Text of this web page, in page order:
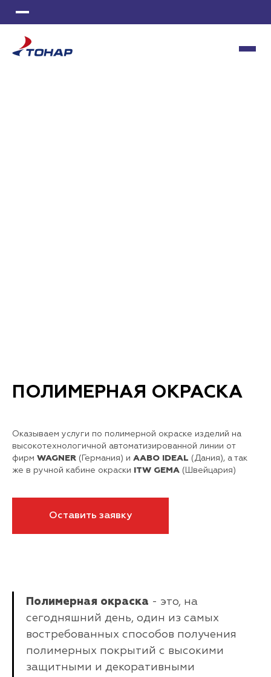
ПОЛИМЕРНАЯ ОКРАСКА
Оказываем услуги по полимерной окраске изделий на
высокотехнологичной автоматизированной линии от
фирм WAGNER (Германия) и AABO IDEAL (Дания), а так
же в ручной кабине окраски
ITW GEMA (Швейцария)
Оставить заявку
Полимерная окраска - это, на
сегодняшний день, один из самых
востребованных способов получения
полимерных покрытий с высокими
защитными и декоративными